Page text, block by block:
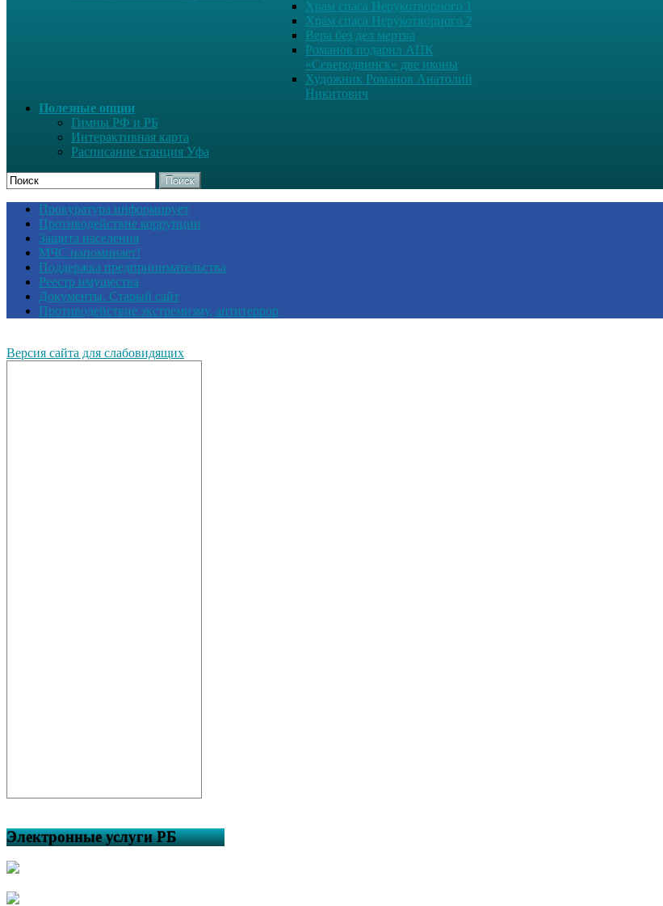
Храм спаса Нерукотворного 1
Храм спаса Нерукотворного 2
Вера без дел мертва
Романов подарил АПК
«Северодвинск» две иконы
Художник Романов Анатолий
Никитович
Полезные опции
Гимны РФ и РБ
Интерактивная карта
Расписание станция Уфа
Поиск
Прокуратура информирует
Противодействие коррупции
Защита населения
МЧС напоминает!
Поддержка предпринимательства
Реестр имущества
Документы. Старый сайт
Противодействие экстремизму, антитеррор
Версия сайта для слабовидящих
Электронные услуги РБ